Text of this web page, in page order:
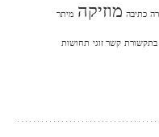
כתיבה מוזיקה מיתר
בתקשורת קשר זוגי תחושות